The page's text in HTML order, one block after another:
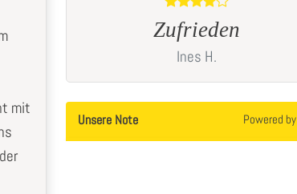
mit
Zufrieden
Unsere Note Powered by